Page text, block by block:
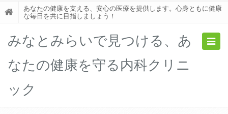
あなたの健康を支える、安心の医療を提供します。心身ともに健康
な毎日を共に目指しましょう！
みなとみらいで見つける、あ
なたの健康を守る内科クリニ
ック